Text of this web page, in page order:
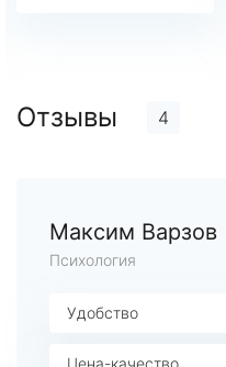
Отзывы 4
Максим Варзов
Психология
Удобство